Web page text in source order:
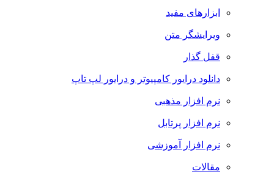
ابزارهای مفید
ویرایشگر متن
قفل گذار
دانلود درایور کامپیوتر و درایور لپ تاپ
نرم افزار مذهبی
نرم افزار پرتابل
نرم افزار آموزشی
مقالات